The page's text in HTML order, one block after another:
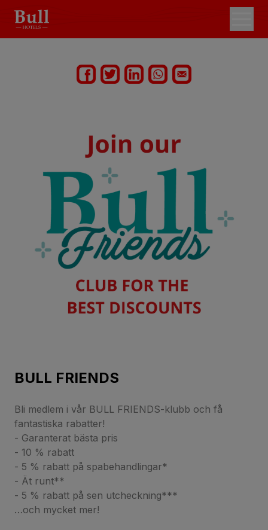
BULL FRIENDS
Bli medlem i vår BULL FRIENDS-klubb och få
fantastiska rabatter!
- Garanterat bästa pris
- 10 % rabatt
- 5 % rabatt på spabehandlingar*
- Ät runt**
- 5 % rabatt på sen utcheckning***
…och mycket mer!